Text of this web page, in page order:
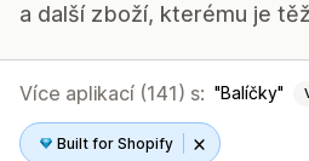
a další zboží, kterému je
Více aplikací (141) s: Balíčky
Built for Shopify